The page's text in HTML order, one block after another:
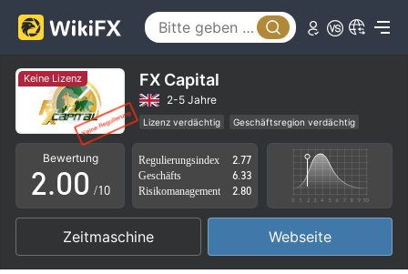
Keine Lizenz FX Capital
2-5 Jahre
Lizenz verdächtig
Geschäftsregion verdächtig
Hohes potenzielles Risiko
Bewertung
0
1
2
3
4
.0
1
2
0
1
2
/10
Regulierungsindex
2.77
Geschäfts
6.33
Risikomanagement
2.80
Zeitmaschine Webseite